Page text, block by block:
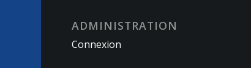
ADMINISTRATION
Connexion